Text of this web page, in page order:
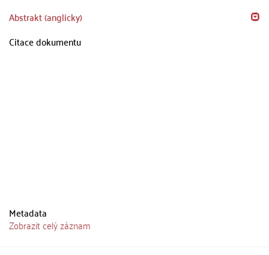
Abstrakt (anglicky)
Citace dokumentu
Metadata
Zobrazit celý záznam